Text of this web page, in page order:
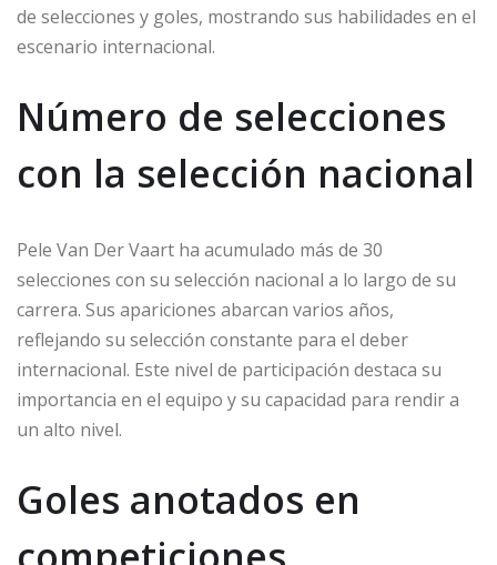
de selecciones y goles, mostrando sus habilidades en el
escenario internacional.
Número de selecciones
con la selección nacional
Pele Van Der Vaart ha acumulado más de 30
selecciones con su selección nacional a lo largo de su
carrera. Sus apariciones abarcan varios años,
reflejando su selección constante para el deber
internacional. Este nivel de participación destaca su
importancia en el equipo y su capacidad para rendir a
un alto nivel.
Goles anotados en